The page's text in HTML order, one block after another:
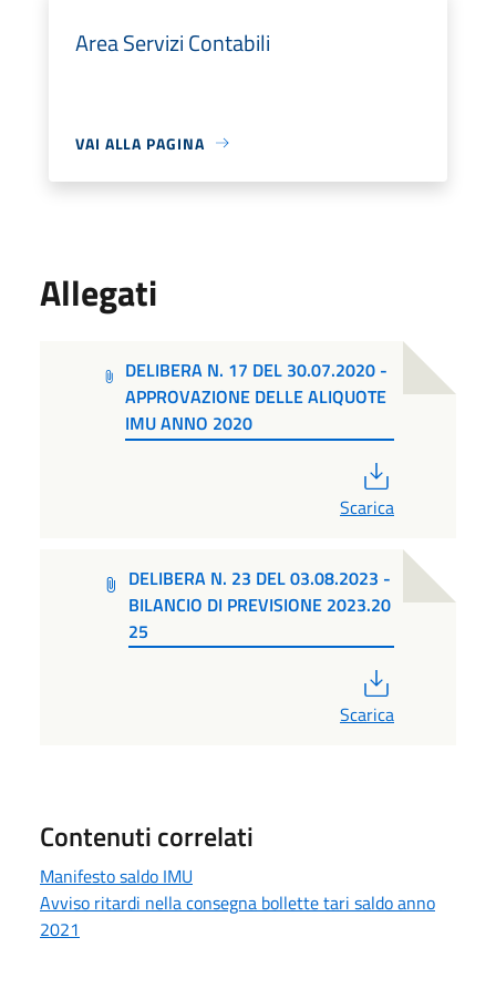
Area Servizi Contabili
VAI ALLA PAGINA
Allegati
DELIBERA N. 17 DEL 30.07.2020 -
APPROVAZIONE DELLE ALIQUOTE
IMU ANNO 2020
Scarica
DELIBERA N. 23 DEL 03.08.2023 -
BILANCIO DI PREVISIONE 2023.20
25
Scarica
Contenuti correlati
Manifesto saldo IMU
Avviso ritardi nella consegna bollette tari saldo anno
2021